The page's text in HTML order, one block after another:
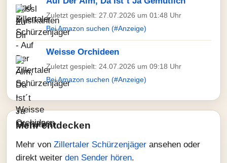
Zuletzt gespielt: 27.07.2026 um 01:48 Uhr
Bei Amazon suchen (#Anzeige)
Weisse Orchideen
Zuletzt gespielt: 24.07.2026 um 09:18 Uhr
Bei Amazon suchen (#Anzeige)
Mehr entdecken
Mehr von Zillertaler Schürzenjäger ansehen oder
direkt weiter den Sender hören.